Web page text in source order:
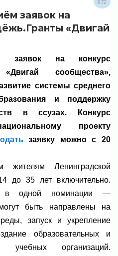
872
заявок на
«Двигай
заявок на конкурс
«Двигай сообщества»,
системы среднего
и поддержку
в ссузах. Конкурс
проекту
заявку можно с 20
жителям Ленинградской
до 35 лет включительно.
в одной номинации —
быть направлены на
запуск и укрепление
образовательных и
учебных организаций.